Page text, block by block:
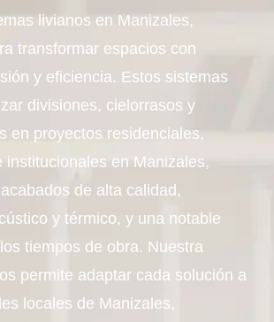
livianos en Manizales,
transformar espacios con
y eficiencia. Estos sistemas
divisiones, cielorrasos y
en proyectos residenciales,
institucionales en Manizales,
de alta calidad,
y térmico, y una notable
tiempos de obra. Nuestra
permite adaptar cada solución a
locales de Manizales,